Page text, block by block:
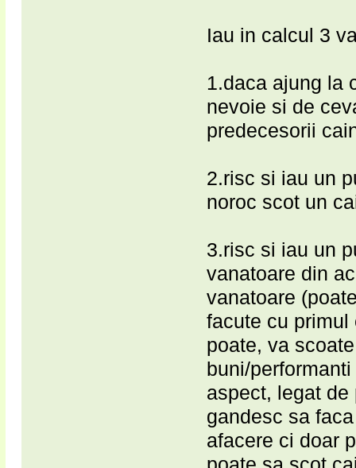
Iau in calcul 3
1.daca ajung la
nevoie si de
predecesorii
2.risc si iau un
noroc scot un
3.risc si iau un
vanatoare din
vanatoare
facute cu
poate, va
buni/
aspect, legat
gandesc sa
afacere ci doar